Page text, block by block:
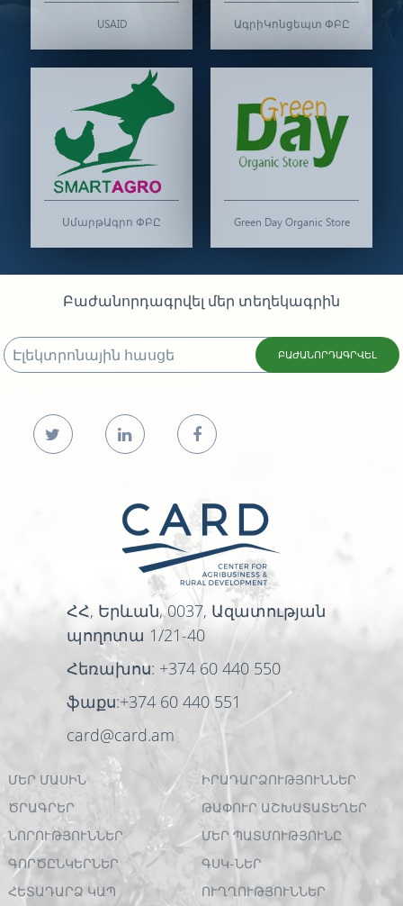
USAID ԱգրիԿոնցեպտ ՓԲԸ
ՍմարթԱգրո ՓԲԸ Green Day Organic Store
Բաժանորդագրվել մեր տեղեկագրին
ԲԱԺԱՆՈՐԴԱԳՐՎԵԼ
ՀՀ, Երևան, 0037, Ազատության
պողոտա 1/21-40
Հեռախոս: +374 60 440 550
ֆաքս:+374 60 440 551
card@card.am
ՄԵՐ ՄԱՍԻՆ
ԻՐԱԴԱՐՁՈՒԹՅՈՒՆՆԵՐ
ԾՐԱԳՐԵՐ
ԹԱՓՈՒՐ ԱՇԽԱՏԱՏԵՂԵՐ
ՆՈՐՈՒԹՅՈՒՆՆԵՐ
ՄԵՐ ՊԱՏՄՈՒԹՅՈՒՆԸ
ԳՈՐԾԸՆԿԵՐՆԵՐ
ԳՍԿ-ՆԵՐ
ՀԵՏԱԴԱՐՁ ԿԱՊ
ՈՒՂՂՈՒԹՅՈՒՆՆԵՐ